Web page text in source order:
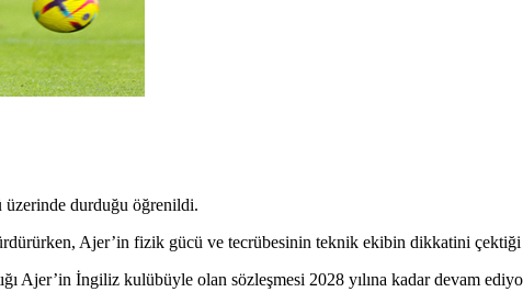
üzerinde durduğu öğrenildi.
Ajer’in fizik gücü ve tecrübesinin teknik ekibin dikkatini
Ajer’in İngiliz kulübüyle olan sözleşmesi 2028 yılına kadar devam